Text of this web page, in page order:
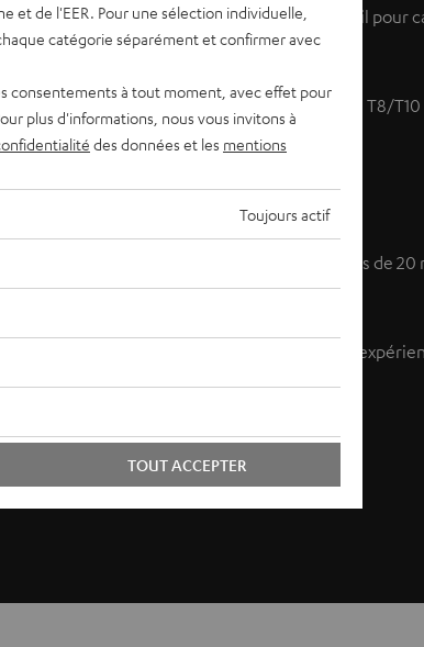
In du caisson de basses) ou un module sans fil pour
de livraison).
ainsi qu’avec les caissons de basses T8/
basses sans fil .
Avec un délai de transmission de moins de 20
force d’impulsion. Vous pouvez faire
de livraison.
et de l'EER. Pour une sélection individuelle,
catégorie séparément et confirmer avec
consentements à tout moment, avec effet pour
plus d'informations, nous vous invitons à
des données et les mentions
Toujours actif
TOUT ACCEPTER